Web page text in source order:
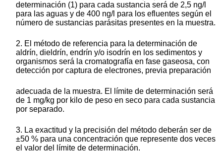
determinación (1) para cada sustancia será de 2,5 ng/l
para las aguas y de 400 ng/l para los efluentes según el
número de sustancias parásitas presentes en la muestra.
2. El método de referencia para la determinación de
aldrín, dieldrín, endrín y/o isodrín en los sedimentos y
organismos será la cromatografía en fase gaseosa, con
detección por captura de electrones, previa preparación
adecuada de la muestra. El límite de determinación será
de 1 mg/kg por kilo de peso en seco para cada sustancia
por separado.
3. La exactitud y la precisión del método deberán ser de
±50 % para una concentración que represente dos veces
el valor del límite de determinación.